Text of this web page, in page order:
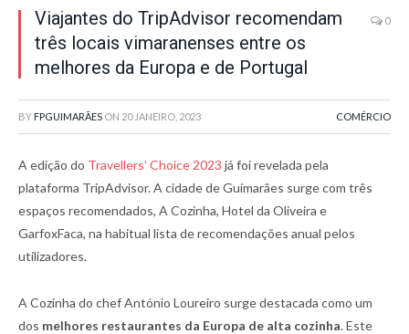
Viajantes do TripAdvisor recomendam
três locais vimaranenses entre os
melhores da Europa e de Portugal
0
BY FPGUIMARÃES ON 20 JANEIRO, 2023 COMÉRCIO
A edição do Travellers’ Choice 2023 já foi revelada pela
plataforma TripAdvisor. A cidade de Guimarães surge com três
espaços recomendados, A Cozinha, Hotel da Oliveira e
GarfoxFaca, na habitual lista de recomendações anual pelos
utilizadores.
A Cozinha do chef António Loureiro surge destacada como um
dos melhores restaurantes da Europa de alta cozinha. Este